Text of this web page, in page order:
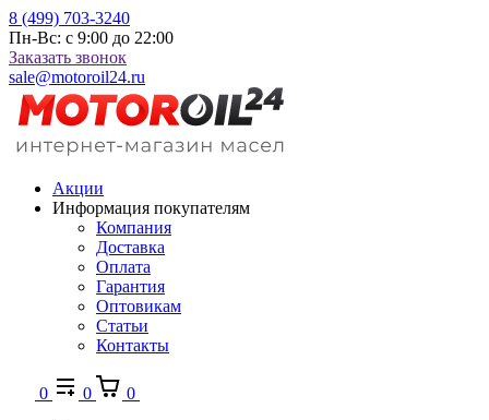
8 (499) 703-3240
Пн-Вс: с 9:00 до 22:00
Заказать звонок
sale@motoroil24.ru
Акции
Информация покупателям
Компания
Доставка
Оплата
Гарантия
Оптовикам
Статьи
Контакты
0 0
0